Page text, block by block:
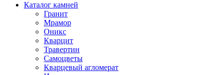
Каталог камней
Гранит
Мрамор
Оникс
Кварцит
Травертин
Самоцветы
Кварцевый агломерат